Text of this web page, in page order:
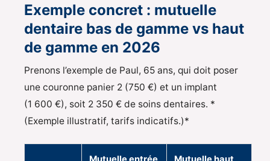
Exemple concret : mutuelle
dentaire bas de gamme vs haut
de gamme en 2026
Prenons l’exemple de Paul, 65 ans, qui doit poser
une couronne panier 2 (750 €) et un implant
(1 600 €), soit 2 350 € de soins dentaires. *
(Exemple illustratif, tarifs indicatifs.)*